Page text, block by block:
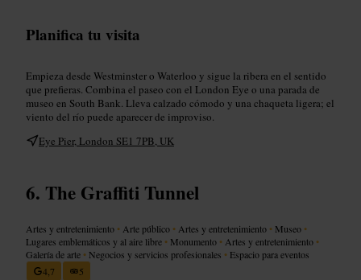
Planifica tu visita
Empieza desde Westminster o Waterloo y sigue la ribera en el sentido
que prefieras. Combina el paseo con el London Eye o una parada de
museo en South Bank. Lleva calzado cómodo y una chaqueta ligera; el
viento del río puede aparecer de improviso.
Eye Pier, London SE1 7PB, UK
The Graffiti Tunnel
Artes y entretenimiento • Arte público • Artes y entretenimiento • Museo •
Lugares emblemáticos y al aire libre • Monumento • Artes y entretenimiento •
Galería de arte • Negocios y servicios profesionales • Espacio para eventos
4,7
5